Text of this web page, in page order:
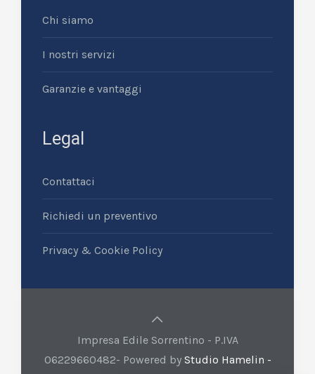
Chi siamo
I nostri servizi
Garanzie e vantaggi
Legal
Contattaci
Richiedi un preventivo
Privacy & Cookie Policy
Impresa Edile Sorrentino - P.IVA
06229660482- Powered by Studio Hamelin -